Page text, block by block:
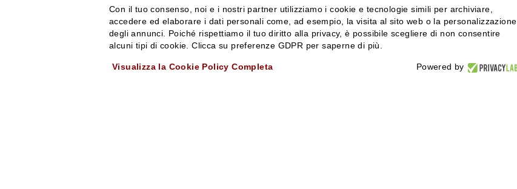
(lun-ven 09-17)
+39 3346440838
SERVIZIO CLIENTI
Resi e rimborsi
Pagamenti
ROSSI PROFUMI
Contattaci
Iscriviti alla newsletter e rimani
aggiornato con le novità e le promozioni
Rossi Profumi.
*Il Buono non si applica su Articoli in
Promozione
Con il tuo consenso, noi e i nostri partner utilizziamo i cookie e tecnologie simili per archiviare,
accedere ed elaborare i dati personali come, ad esempio, la visita al sito web o la personalizzazione
degli annunci. Poiché rispettiamo il tuo diritto alla privacy, è possibile scegliere di non consentire
alcuni tipi di cookie. Clicca su preferenze GDPR per saperne di più.
Visualizza la Cookie Policy Completa Powered by